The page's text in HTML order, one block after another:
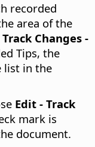
recorded
area of the
Changes -
Tips, the
list in the
Edit - Track
mark is
document.